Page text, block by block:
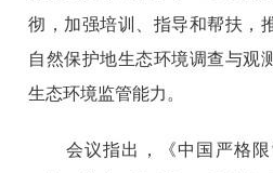
彻，加强培训、指导和帮扶，
自然保护地生态环境调查与观
生态环境监管能力。
会议指出，《中国严格限